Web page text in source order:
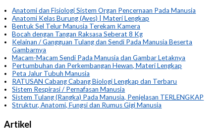
Anatomi dan Fisiologi Sistem Organ Pencernaan Pada Manusia
Anatomi Kelas Burung (Aves) | Materi Lengkap
Bentuk Sel Telur Manusia Terekam Kamera
Bocah dengan Tangan Raksasa Seberat 8 Kg
Kelainan / Gangguan Tulang dan Sendi Pada Manusia Beserta
Gambarnya
Macam-Macam Sendi Pada Manusia dan Gambar Letaknya
Pertumbuhan dan Perkembangan Hewan, Materi Lengkap
Peta Jalur Tubuh Manusia
RATUSAN Cabang Cabang Biologi Lengkap dan Terbaru
Sistem Respirasi / Pernafasan Manusia
Sistem Tulang (Rangka) Pada Manusia, Penjelasan TERLENGKAP
Struktur, Anatomi, Fungsi dan Rumus Gigi Manusia
Artikel